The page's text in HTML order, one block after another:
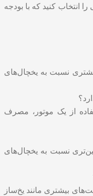
انتخاب کنید که با بودجه
نسبت به یخچال‌های
از یک موتور، مصرف
نسبت به یخچال‌های
بیشتری مانند یخ‌ساز